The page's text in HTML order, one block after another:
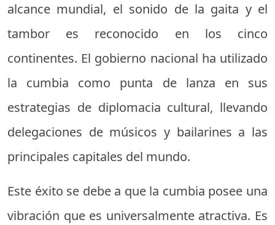
alcance mundial, el sonido de la gaita y el
tambor es reconocido en los cinco
continentes. El gobierno nacional ha utilizado
la cumbia como punta de lanza en sus
estrategias de diplomacia cultural, llevando
delegaciones de músicos y bailarines a las
principales capitales del mundo.
Este éxito se debe a que la cumbia posee una
vibración que es universalmente atractiva. Es